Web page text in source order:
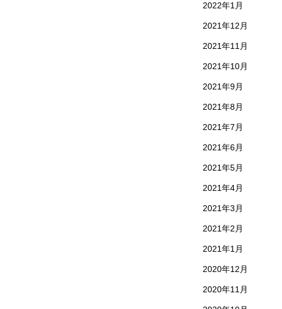
2022年1月
2021年12月
2021年11月
2021年10月
2021年9月
2021年8月
2021年7月
2021年6月
2021年5月
2021年4月
2021年3月
2021年2月
2021年1月
2020年12月
2020年11月